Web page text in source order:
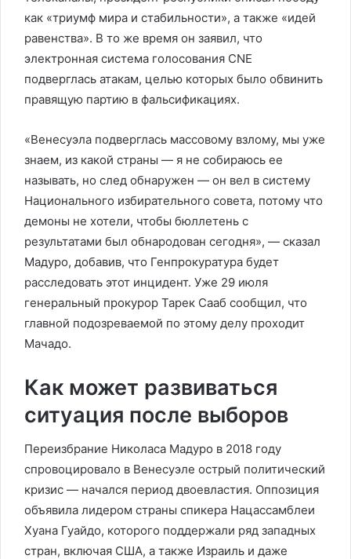
как «триумф мира и стабильности», а также «идей
равенства». В то же время он заявил, что
электронная система голосования CNE
подверглась атакам, целью которых было обвинить
правящую партию в фальсификациях.
«Венесуэла подверглась массовому взлому, мы уже
знаем, из какой страны — я не собираюсь ее
называть, но след обнаружен — он вел в систему
Национального избирательного совета, потому что
демоны не хотели, чтобы бюллетень с
результатами был обнародован сегодня», — сказал
Мадуро, добавив, что Генпрокуратура будет
расследовать этот инцидент. Уже 29 июля
генеральный прокурор Тарек Сааб сообщил, что
главной подозреваемой по этому делу проходит
Мачадо.
Как может развиваться
ситуация после выборов
Переизбрание Николаса Мадуро в 2018 году
спровоцировало в Венесуэле острый политический
кризис — начался период двоевластия. Оппозиция
объявила лидером страны спикера Нацассамблеи
Хуана Гуайдо, которого поддержали ряд западных
стран, включая США, а также Израиль и даже